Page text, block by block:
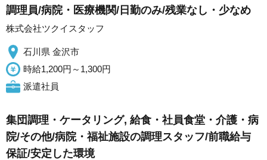
調理員/病院・医療機関/日勤のみ/残業なし・少なめ
株式会社ツクイスタッフ
石川県 金沢市
時給1,200円～1,300円
派遣社員
集団調理・ケータリング, 給食・社員食堂・介護・病
院/その他/病院・福祉施設の調理スタッフ/前職給与
保証/安定した環境